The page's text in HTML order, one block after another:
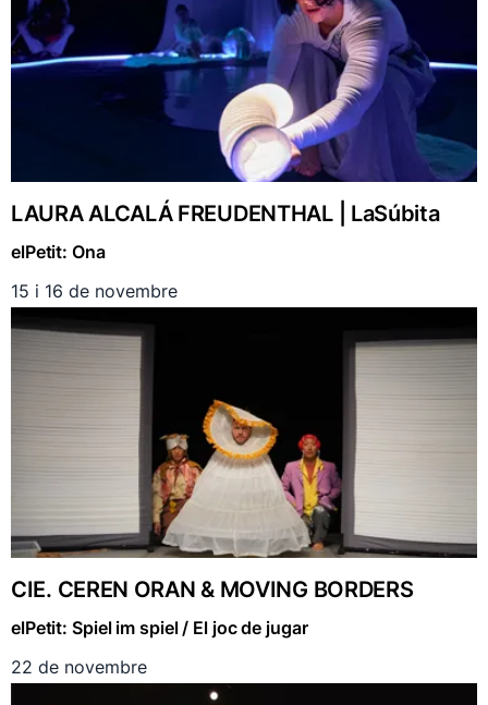
LAURA ALCALÁ FREUDENTHAL | LaSúbita
elPetit: Ona
15 i 16 de novembre
CIE. CEREN ORAN & MOVING BORDERS
elPetit: Spiel im spiel / El joc de jugar
22 de novembre